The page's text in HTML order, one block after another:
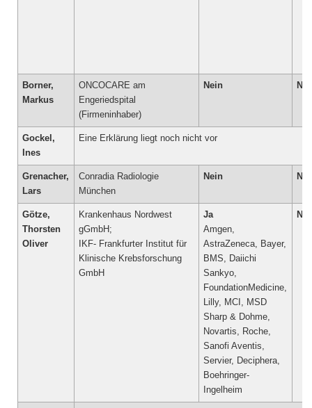
Borner,
Markus
ONCOCARE am
Engeriedspital
(Firmeninhaber)
Nein
Gockel,
Ines
Eine Erklärung liegt noch nicht vor
Grenacher,
Lars
Conradia Radiologie
München
Nein
Götze,
Thorsten
Oliver
Krankenhaus Nordwest
gGmbH;
IKF- Frankfurter Institut für
Klinische Krebsforschung
Ja
Amgen,
AstraZeneca, Bayer,
BMS, Daiichi
Sankyo,
FoundationMedicine,
Lilly, MCI, MSD
Sharp & Dohme,
Novartis, Roche,
Sanofi Aventis,
Servier, Deciphera,
Boehringer-